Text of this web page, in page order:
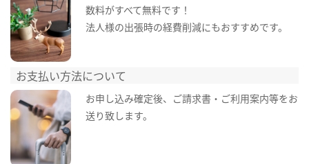
数料がすべて無料です！
法人様の出張時の経費削減にもおすすめです。
お支払い方法について
お申し込み確定後、ご請求書・ご利用案内等をお
送り致します。